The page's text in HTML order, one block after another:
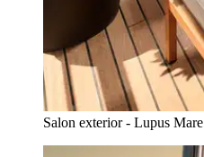
Salon exterior - Lupus Mare